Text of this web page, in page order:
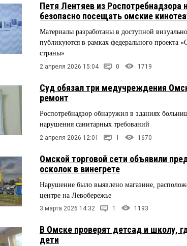
Петя Лентяев из Роспотребнадзора
безопасно посещать омские
Материалы разработаны в доступной
публикуются в рамках федерального проекта
страны»
2 апреля 2026 15:04 0 1719
Суд обязал три медучреждения
ремонт
Роспотребнадзор обнаружил в зданиях
нарушения санитарных требований
2 апреля 2026 12:01 1 1670
Омской торговой сети объявили
осколок в винегрете
Нарушение было выявлено магазине,
центре на Левобережье
3 марта 2026 14:32 1 1193
В Омске проверят детсад и школу,
дети